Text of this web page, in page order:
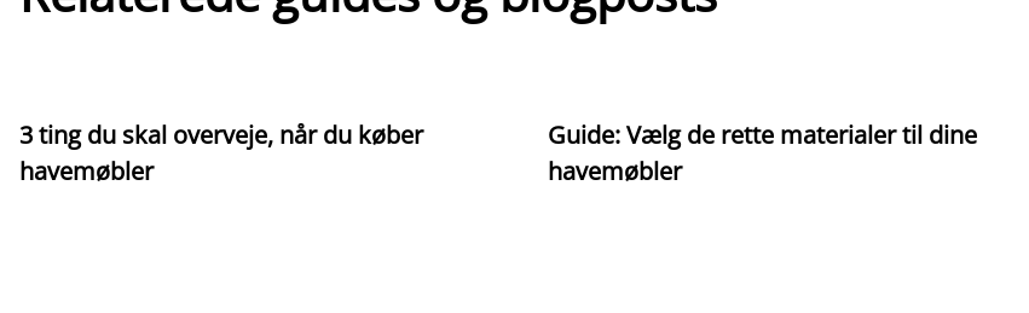
3 ting du skal overveje, når du køber
havemøbler
Guide: Vælg de rette materialer til dine
havemøbler